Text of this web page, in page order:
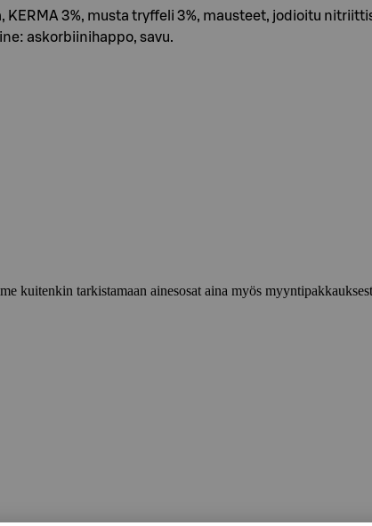
KERMA 3%, musta tryffeli 3%, mausteet, jodioitu
askorbiinihappo, savu.
kuitenkin tarkistamaan ainesosat aina myös